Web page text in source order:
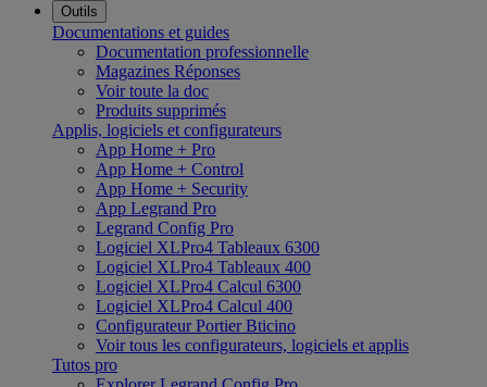
Outils
Documentations et guides
Documentation professionnelle
Magazines Réponses
Voir toute la doc
Produits supprimés
Applis, logiciels et configurateurs
App Home + Pro
App Home + Control
App Home + Security
App Legrand Pro
Legrand Config Pro
Logiciel XLPro4 Tableaux 6300
Logiciel XLPro4 Tableaux 400
Logiciel XLPro4 Calcul 6300
Logiciel XLPro4 Calcul 400
Configurateur Portier Bticino
Voir tous les configurateurs, logiciels et applis
Tutos pro